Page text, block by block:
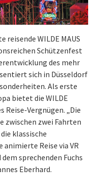
WILDE MAUS
Schützenfest
des mehr
sich in Düsseldorf
Als erste
bietet die WILDE
Reise-Vergnügen. „Die
zwischen zwei Fahrten
klassische
animierte Reise via VR
sprechenden Fuchs
Eberhard.